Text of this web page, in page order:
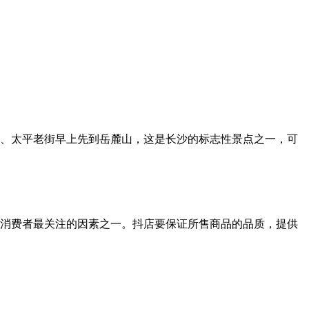
太平老街早上先到岳麓山，这是长沙的标志性景点之一，可
费者最关注的因素之一。抖店要保证所售商品的品质，提供